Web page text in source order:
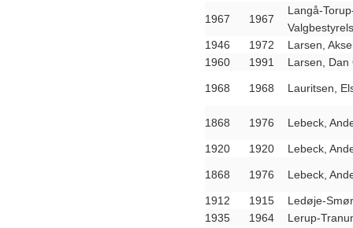
1967 1967
Langå-
1946
1972
Larsen,
1960
1991 Larsen, Dan
1968 1968 Lauritsen,
1868 1976 Lebeck,
1920 1920 Lebeck,
1868 1976 Lebeck,
1912 1915
Ledøje-
1935
1964
Lerup-